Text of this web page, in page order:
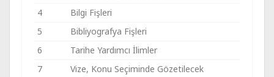
4
Bilgi Fişleri
5
Bibliyografya Fişleri
6
Tarihe Yardımcı İlimler
7
Vize, Konu Seçiminde Gözetilecek